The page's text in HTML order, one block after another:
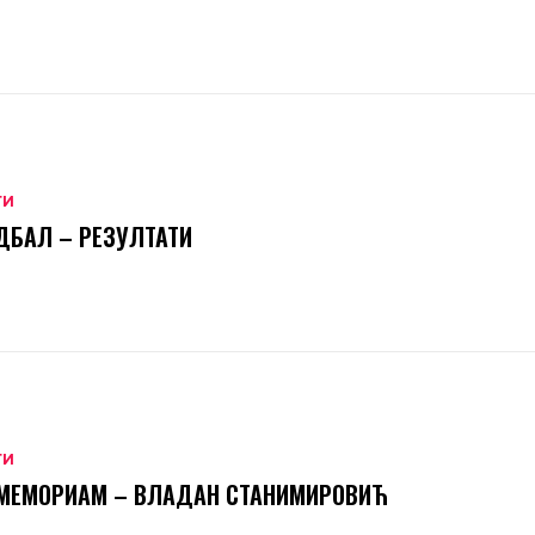
– РЕЗУЛТАТИ
– ВЛАДАН СТАНИМИРОВИЋ